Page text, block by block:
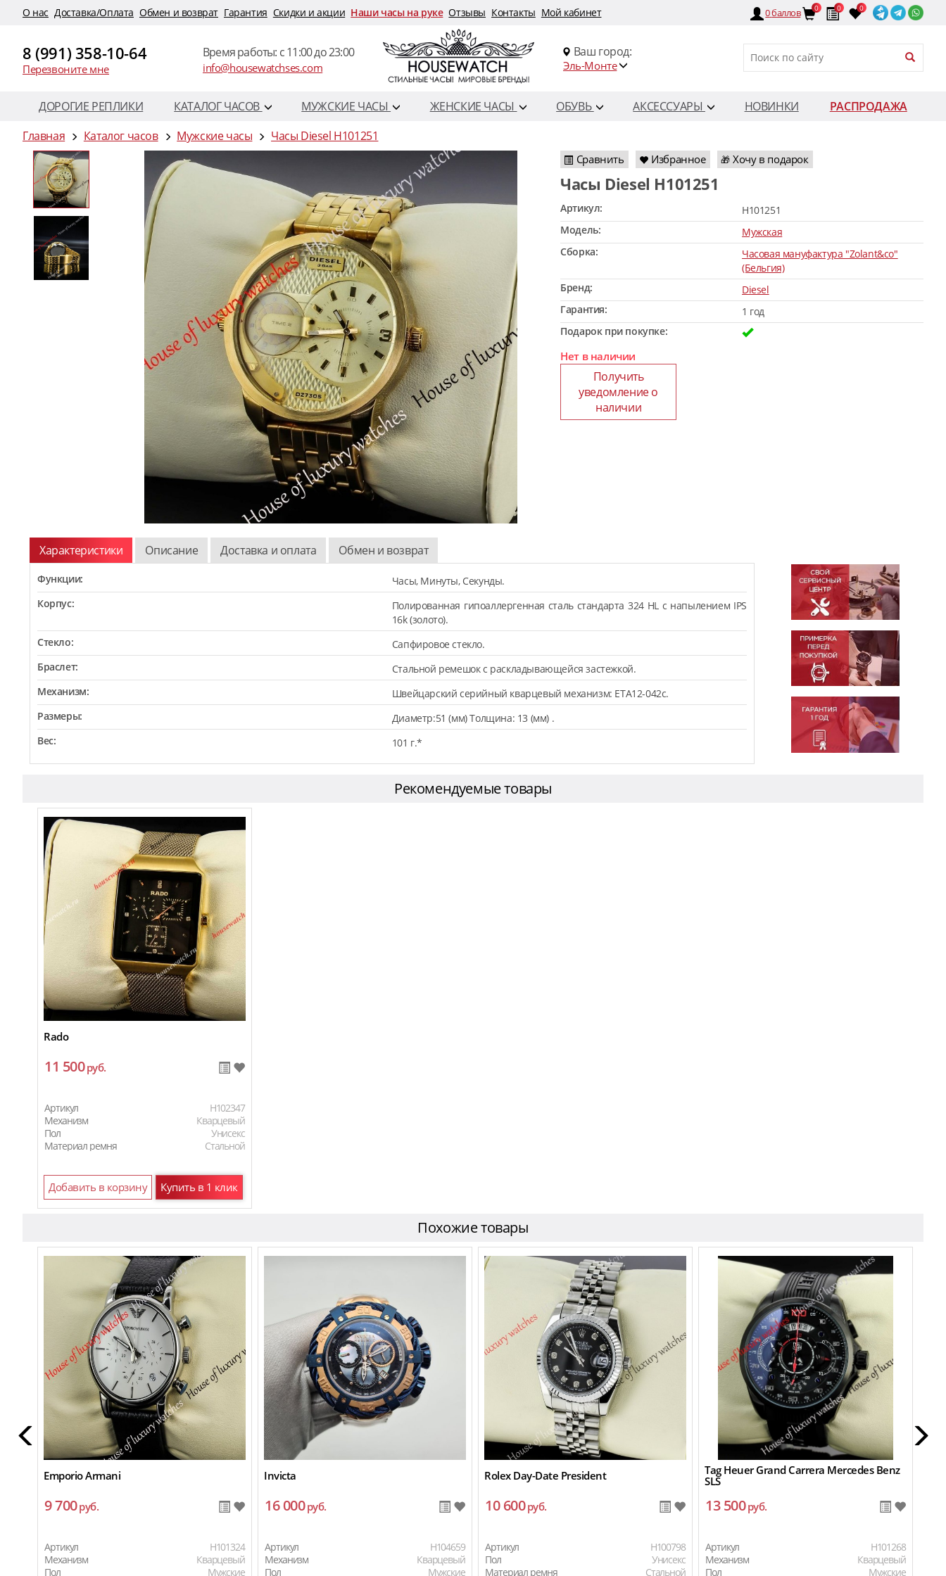
O нас Доставка/Оплата Обмен и возврат Гарантия Скидки и акции Наши часы на руке Отзывы Контакты Мой кабинет 0баллов 0 0 0
8 (991) 358-10-64
Перезвоните мне
Время работы: c 11:00 до 23:00
info@housewatchses.com
Ваш город:
Эль-Монте
ДОРОГИЕ РЕПЛИКИ КАТАЛОГ ЧАСОВ МУЖСКИЕ ЧАСЫ ЖЕНСКИЕ ЧАСЫ ОБУВЬ АКСЕССУАРЫ НОВИНКИ
РАСПРОДАЖА
Главная
Каталог часов Мужские часы Часы Diesel H101251
Сравнить Избранное 🎁 Хочу в подарок
Часы Diesel H101251
Артикул:
H101251
Модель:
Мужская
Сборка:
Часовая мануфактура "Zolant&co"
(Бельгия)
Бренд:
Diesel
Гарантия:
1 год
Подарок при покупке:
Нет в наличии
Получить
уведомление о
наличии
Характеристики Описание Доставка и оплата Обмен и возврат
Функции:
Часы, Минуты, Секунды.
Корпус:
Полированная гипоаллергенная сталь стандарта 324 HL с напылением IPS
16k (золото).
Стекло:
Сапфировое стекло.
Браслет:
Стальной ремешок с раскладывающейся застежкой.
Механизм:
Швейцарский серийный кварцевый механизм: ETA12-042c.
Размеры:
Диаметр:51 (мм) Толщина: 13 (мм) .
Вес:
101 г.*
Рекомендуемые товары
Rado
11 500руб.
Артикул
H102347
Механизм
Кварцевый
Пол
Унисекс
Материал ремня
Стальной
Добавить в корзину Купить в 1 клик
Похожие товары
Emporio Armani
9 700руб.
Артикул
H101324
Механизм
Кварцевый
Пол
Мужские
Invicta
16 000руб.
Артикул
H104659
Механизм
Кварцевый
Пол
Мужские
Rolex Day-Date President
10 600руб.
Артикул
H100798
Пол
Унисекс
Материал ремня
Стальной
Tag Heuer Grand Carrera Mercedes Benz
SLS
13 500руб.
Артикул
H101268
Механизм
Кварцевый
Пол
Мужские